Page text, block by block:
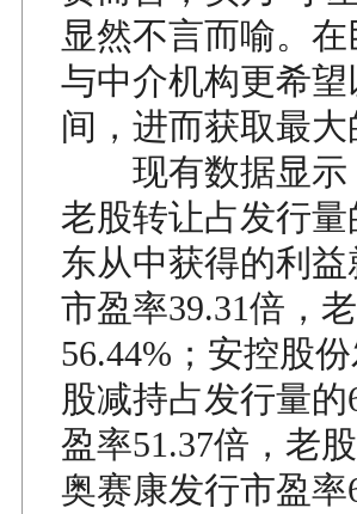
显然不言而喻。
与中介机构更希
间，进而获取最大
现有数据显示
老股转让占发行
东从中获得的利
市盈率39.31倍，
56.44%；安控股
股减持占发行量
盈率51.37倍，老
奥赛康发行市盈